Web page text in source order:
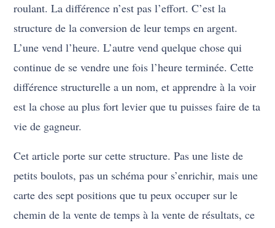
roulant. La différence n’est pas l’effort. C’est la
structure de la conversion de leur temps en argent.
L’une vend l’heure. L’autre vend quelque chose qui
continue de se vendre une fois l’heure terminée. Cette
différence structurelle a un nom, et apprendre à la voir
est la chose au plus fort levier que tu puisses faire de ta
vie de gagneur.
Cet article porte sur cette structure. Pas une liste de
petits boulots, pas un schéma pour s’enrichir, mais une
carte des sept positions que tu peux occuper sur le
chemin de la vente de temps à la vente de résultats, ce